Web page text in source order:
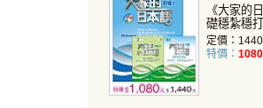
《大家的
礎穩紮穩
養您聽說
定價：
特價： 1080